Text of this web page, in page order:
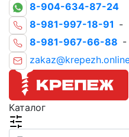
8-904-634-87-24
8-981-997-18-91 -
8-981-967-66-88 -
Каталог